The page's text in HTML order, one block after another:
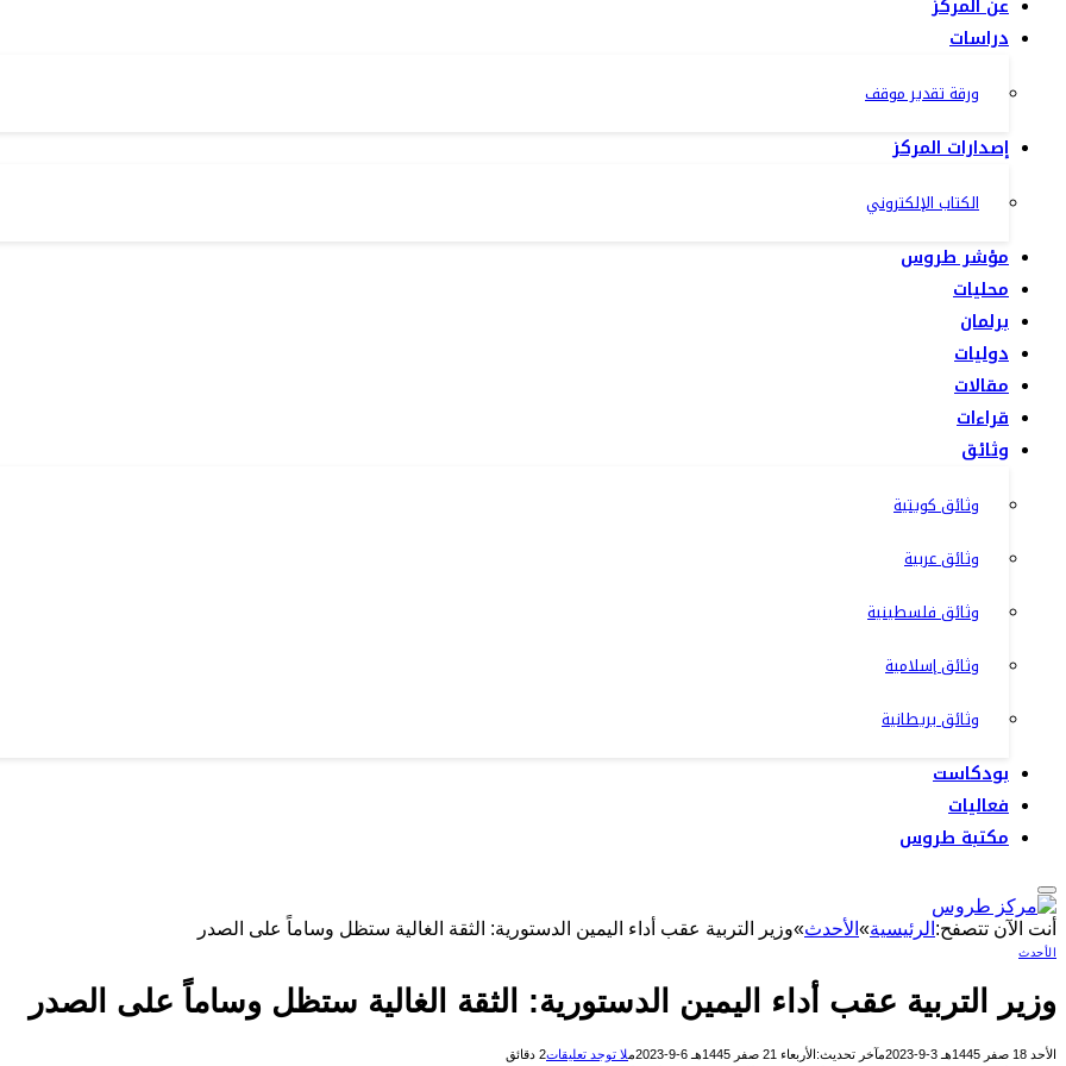
عن المركز
دراسات
ورقة تقدير موقف
إصدارات المركز
الكتاب الإلكتروني
مؤشر طروس
محليات
برلمان
دوليات
مقالات
قراءات
وثائق
وثائق كويتية
وثائق عربية
وثائق فلسطينية
وثائق إسلامية
وثائق بريطانية
بودكاست
فعاليات
مكتبة طروس
أنت الآن تتصفح: الرئيسية» الأحدث»وزير التربية عقب أداء اليمين الدستورية: الثقة الغالية ستظل وساماً على الصدر
الأحدث
وزير التربية عقب أداء اليمين الدستورية: الثقة الغالية ستظل وساماً على الصدر
الأحد 18 صفر 1445هـ 3-9-2023م آخر تحديث:الأربعاء 21 صفر 1445هـ 6-9-2023م لا توجد تعليقات2 دقائق